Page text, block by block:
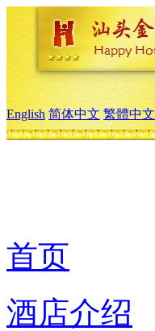
English 简体中文 繁體中文
首页
酒店介绍